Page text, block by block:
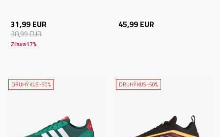
31,99 EUR
38,99EUR
Zľava17%
45,99 EUR
DRUHÝ KUS -50% DRUHÝ KUS -50%